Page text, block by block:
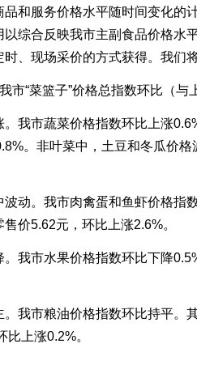
服务价格水平随时间变化的计
综合反映我市主副食品价格水
、现场采价的方式获得。我们
“菜篮子”价格总指数环比（与
市蔬菜价格指数环比上涨
。非叶菜中，土豆和冬瓜价
。我市肉禽蛋和鱼虾价格指
价5.62元，环比上涨2.6%。
市水果价格指数环比下降
市粮油价格指数环比持平。
上涨0.2%。